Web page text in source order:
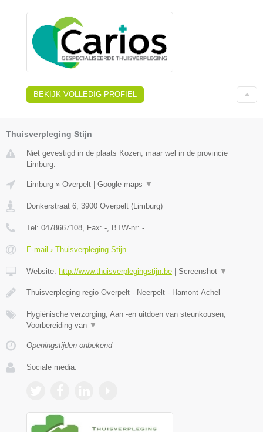
BEKIJK VOLLEDIG PROFIEL
Thuisverpleging Stijn
Niet gevestigd in de plaats Kozen, maar wel in de provincie
Limburg.
Limburg » Overpelt Google maps ▼
Donkerstraat 6, 3900 Overpelt (Limburg)
Tel: 0478667108, Fax: -, BTW-nr: -
E-mail › Thuisverpleging Stijn
Website: http://www.thuisverplegingstijn.be Screenshot ▼
Thuisverpleging regio Overpelt - Neerpelt - Hamont-Achel
Hygiënische verzorging, Aan -en uitdoen van steunkousen,
Voorbereiding van ▼
Openingstijden onbekend
Sociale media: